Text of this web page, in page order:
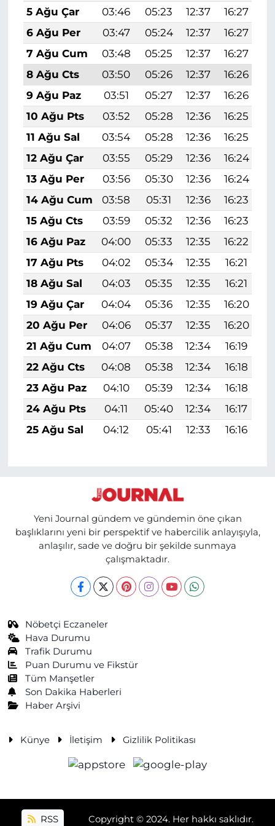
5 Ağu Çar
03:46 05:23 12:37 16:27
6 Ağu Per
03:47 05:24 12:37 16:27
7 Ağu Cum
03:48 05:25 12:37 16:27
8 Ağu Cts
03:50 05:26 12:37 16:26
9 Ağu Paz
03:51 05:27 12:37 16:26
10 Ağu Pts
03:52 05:28 12:36 16:25
11 Ağu Sal
03:54 05:28 12:36 16:25
12 Ağu Çar
03:55 05:29 12:36 16:24
13 Ağu Per
03:56 05:30 12:36 16:24
14 Ağu Cum
03:58 05:31 12:36 16:23
15 Ağu Cts
03:59 05:32 12:36 16:23
16 Ağu Paz
04:00 05:33 12:35 16:22
17 Ağu Pts
04:02 05:34 12:35 16:21
18 Ağu Sal
04:03 05:35 12:35 16:21
19 Ağu Çar
04:04 05:36 12:35 16:20
20 Ağu Per
04:06 05:37 12:35 16:20
21 Ağu Cum
04:07 05:38 12:34 16:19
22 Ağu Cts
04:08 05:38 12:34 16:18
23 Ağu Paz
04:10 05:39 12:34 16:18
24 Ağu Pts
04:11 05:40 12:34 16:17
25 Ağu Sal
04:12 05:41 12:33 16:16
Yeni Journal gündem ve gündemin öne çıkan
başlıklarını yeni bir perspektif ve habercilik anlayışıyla,
anlaşılır, sade ve doğru bir şekilde sunmaya
çalışmaktadır.
Nöbetçi Eczaneler
Hava Durumu
Trafik Durumu
Puan Durumu ve Fikstür
Tüm Manşetler
Son Dakika Haberleri
Haber Arşivi
Künye İletişim Gizlilik Politikası
RSS Copyright © 2024. Her hakkı saklıdır.